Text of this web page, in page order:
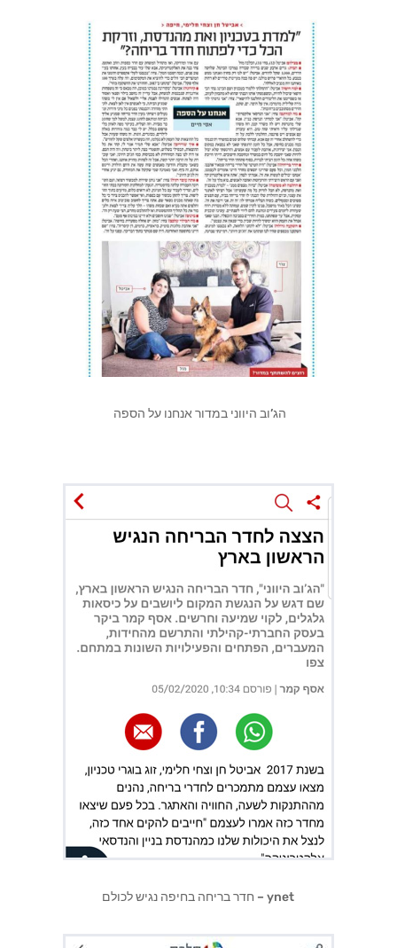
הג’וב היווני במדור אנחנו על הספה
ynet – חדר בריחה בחיפה נגיש לכולם